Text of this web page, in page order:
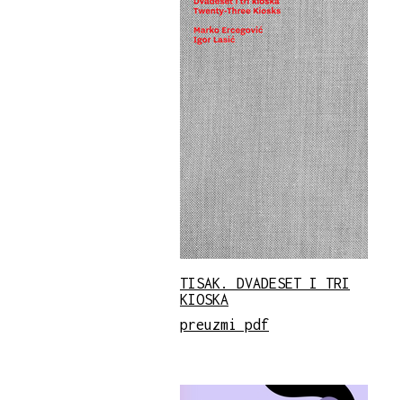
TISAK. DVADESET I TRI
KIOSKA
preuzmi pdf